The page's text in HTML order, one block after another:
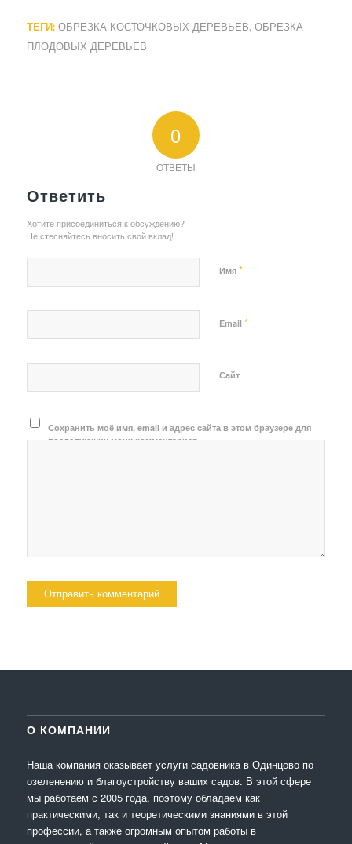
ТЕГИ: ОБРЕЗКА КОСТОЧКОВЫХ ДЕРЕВЬЕВ, ОБРЕЗКА
ПЛОДОВЫХ ДЕРЕВЬЕВ
0
ОТВЕТЫ
Ответить
Хотите присоединиться к обсуждению?
Не стесняйтесь вносить свой вклад!
Имя *
Email *
Сайт
Сохранить моё имя, email и адрес сайта в этом браузере для
последующих моих комментариев.
О КОМПАНИИ
Наша компания оказывает услуги садовника в Одинцово по
озеленению и благоустройству ваших садов. В этой сфере
мы работаем с 2005 года, поэтому обладаем как
практическими, так и теоретическими знаниями в этой
профессии, а также огромным опытом работы в